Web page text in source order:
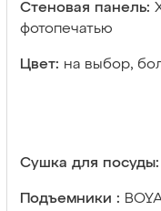
Стеновая панель:
фотопечатью
Цвет: на выбор,
Сушка для посуды:
Подъемники :